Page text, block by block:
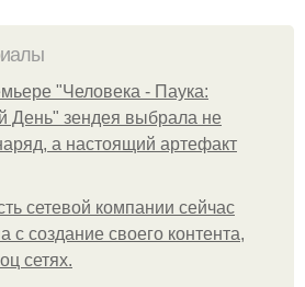
"Человека - Паука:
зендея выбрала не
а настоящий артефакт
сетевой компании сейчас
с создание своего контента,
сетях.